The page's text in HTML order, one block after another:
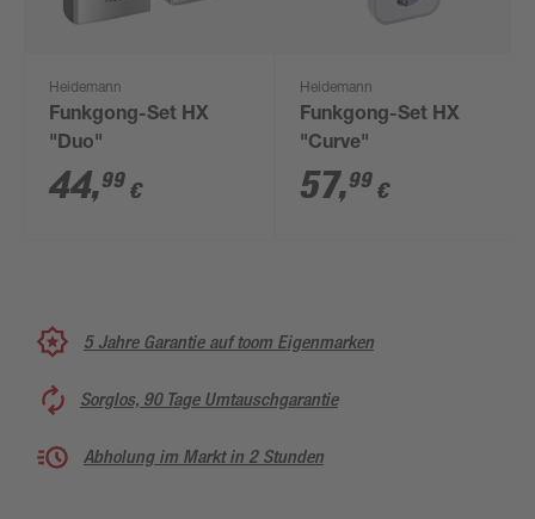
Heidemann
Funkgong-Set HX
"Duo"
44,99 €
Heidemann
Funkgong-Set HX
"Curve"
57,99 €
5 Jahre Garantie auf toom Eigenmarken
Sorglos, 90 Tage Umtauschgarantie
Abholung im Markt in 2 Stunden